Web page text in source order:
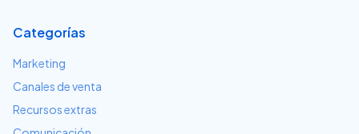
Categorías
Marketing
Canales de venta
Recursos extras